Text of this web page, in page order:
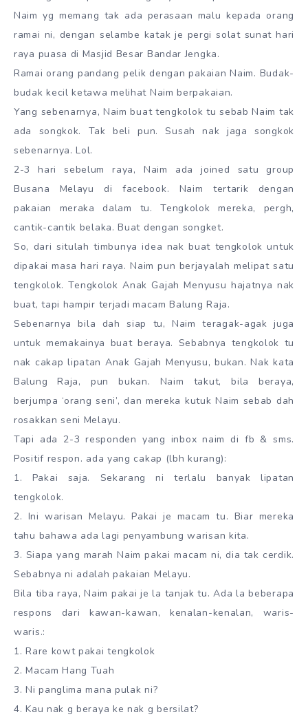
Naim yg memang tak ada perasaan malu kepada orang
ramai ni, dengan selambe katak je pergi solat sunat hari
raya puasa di Masjid Besar Bandar Jengka.
Ramai orang pandang pelik dengan pakaian Naim. Budak-
budak kecil ketawa melihat Naim berpakaian.
Yang sebenarnya, Naim buat tengkolok tu sebab Naim tak
ada songkok. Tak beli pun. Susah nak jaga songkok
sebenarnya. Lol.
2-3 hari sebelum raya, Naim ada joined satu group
Busana Melayu di facebook. Naim tertarik dengan
pakaian meraka dalam tu. Tengkolok mereka, pergh,
cantik-cantik belaka. Buat dengan songket.
So, dari situlah timbunya idea nak buat tengkolok untuk
dipakai masa hari raya. Naim pun berjayalah melipat satu
tengkolok. Tengkolok Anak Gajah Menyusu hajatnya nak
buat, tapi hampir terjadi macam Balung Raja.
Sebenarnya bila dah siap tu, Naim teragak-agak juga
untuk memakainya buat beraya. Sebabnya tengkolok tu
nak cakap lipatan Anak Gajah Menyusu, bukan. Nak kata
Balung Raja, pun bukan. Naim takut, bila beraya,
berjumpa ‘orang seni’, dan mereka kutuk Naim sebab dah
rosakkan seni Melayu.
Tapi ada 2-3 responden yang inbox naim di fb & sms.
Positif respon. ada yang cakap (lbh kurang):
1. Pakai saja. Sekarang ni terlalu banyak lipatan
tengkolok.
2. Ini warisan Melayu. Pakai je macam tu. Biar mereka
tahu bahawa ada lagi penyambung warisan kita.
3. Siapa yang marah Naim pakai macam ni, dia tak cerdik.
Sebabnya ni adalah pakaian Melayu.
Bila tiba raya, Naim pakai je la tanjak tu. Ada la beberapa
respons dari kawan-kawan, kenalan-kenalan, waris-
waris.:
1. Rare kowt pakai tengkolok
2. Macam Hang Tuah
3. Ni panglima mana pulak ni?
4. Kau nak g beraya ke nak g bersilat?